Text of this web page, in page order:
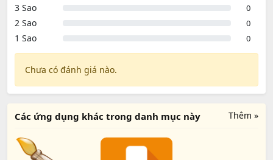
3 Sao 0
2 Sao 0
1 Sao 0
Chưa có đánh giá nào.
Thêm »
Các ứng dụng khác trong danh mục này